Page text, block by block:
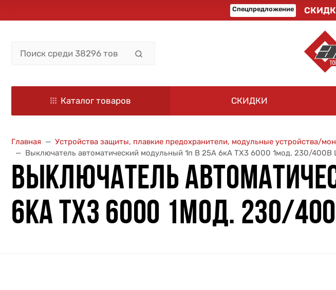
Спецпредложение
Каталог товаров СКИДКИ
Главная Устройства защиты, плавкие предохранители, модульные устройства/
Выключатель автоматический модульный 1п B 25А 6кА TX3 6000 1мод. 230/400В
ВЫКЛЮЧАТЕЛЬ
6КА TX3 6000 1МОД. 230/